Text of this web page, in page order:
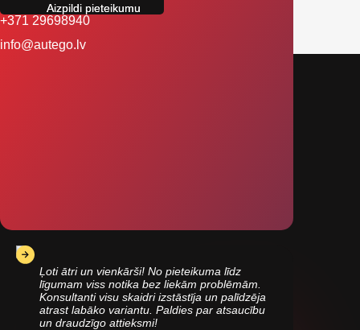
+371 29698940
info@autego.lv
Ļoti ātri un vienkārši! No pieteikuma līdz
līgumam viss notika bez liekām problēmām.
Konsultanti visu skaidri izstāstīja un palīdzēja
atrast labāko variantu. Paldies par atsaucību
un draudzīgo attieksmi!